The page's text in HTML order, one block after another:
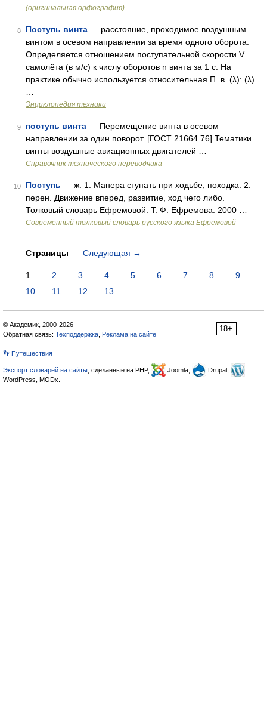
(оригинальная орфография)
8 Поступь винта — расстояние, проходимое воздушным
винтом в осевом направлении за время одного оборота.
Определяется отношением поступательной скорости V
самолёта (в м/с) к числу оборотов n винта за 1 с. На
практике обычно используется относительная П. в. (λ): (λ)
Энциклопедия техники
9 поступь винта — Перемещение винта в осевом
направлении за один поворот. [ГОСТ 21664 76] Тематики
винты воздушные авиационных двигателей …
Справочник технического переводчика
10 Поступь — ж. 1. Манера ступать при ходьбе; походка. 2.
перен. Движение вперед, развитие, ход чего либо.
Толковый словарь Ефремовой. Т. Ф. Ефремова. 2000 …
Современный толковый словарь русского языка Ефремовой
Страницы Следующая →
1 2 3 4 5 6 7 8
9
10
11 12 13
18+
© Академик, 2000-2026
Обратная связь: Техподдержка Реклама на сайте
👣 Путешествия
Экспорт словарей на сайты , сделанные на PHP, Joomla,
Drupal,
WordPress, MODx.